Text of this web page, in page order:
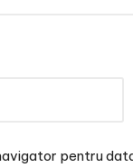
pentru